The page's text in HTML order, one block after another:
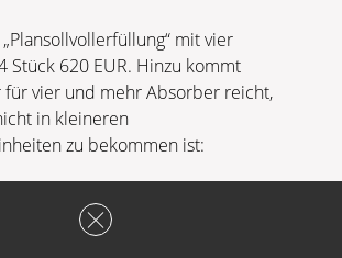
mit vier
Stück 620 EUR. Hinzu kommt
für vier und mehr Absorber reicht,
in kleineren
zu bekommen ist:
Paket = 10 EUR
Paket = 10 EUR